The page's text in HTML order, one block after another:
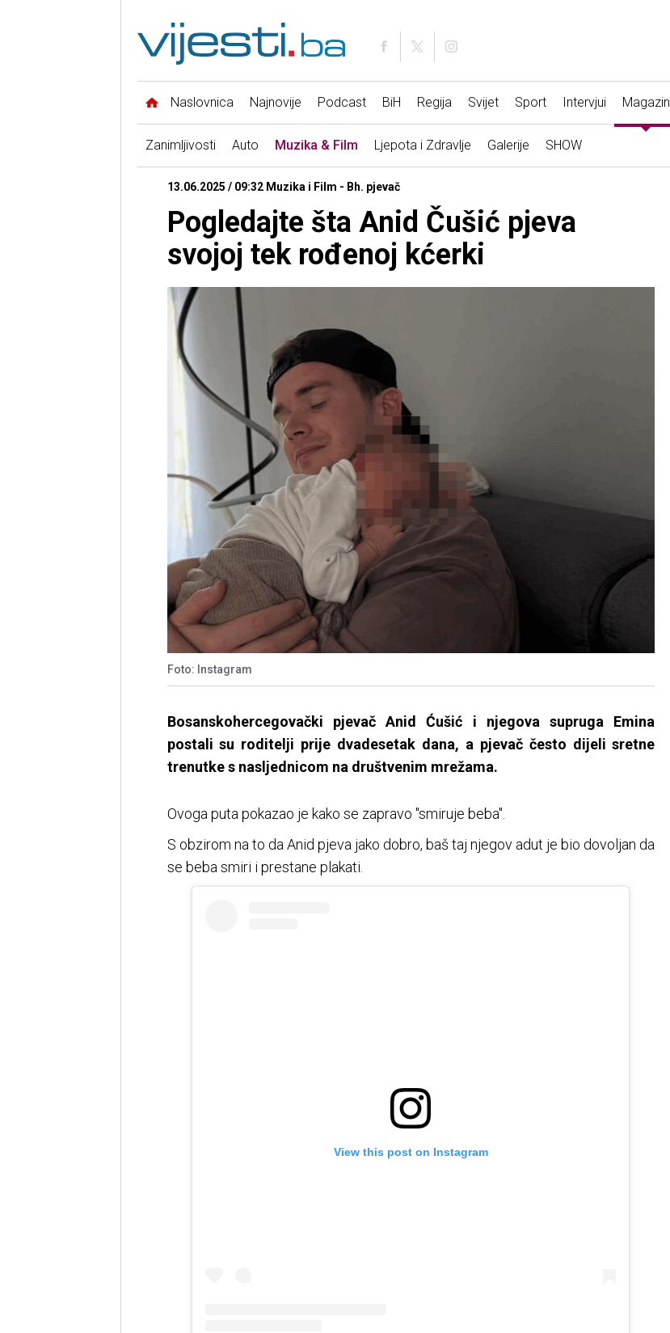
Naslovnica Najnovije Podcast BiH Regija Svijet Sport Intervjui Magazin
Zanimljivosti Auto Muzika & Film Ljepota i Zdravlje Galerije SHOW
13.06.2025 / 09:32 Muzika i Film - Bh. pjevač
Pogledajte šta Anid Čušić pjeva
svojoj tek rođenoj kćerki
Foto: Instagram
Bosanskohercegovački pjevač Anid Ćušić i njegova supruga Emina
postali su roditelji prije dvadesetak dana, a pjevač često dijeli sretne
trenutke s nasljednicom na društvenim mrežama.
Ovoga puta pokazao je kako se zapravo "smiruje beba".
S obzirom na to da Anid pjeva jako dobro, baš taj njegov adut je bio dovoljan da
se beba smiri i prestane plakati.
View this post on Instagram